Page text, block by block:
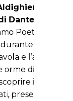
di
Dante
Poeta
gli
e l’altra, i
orme di
i più
presentati